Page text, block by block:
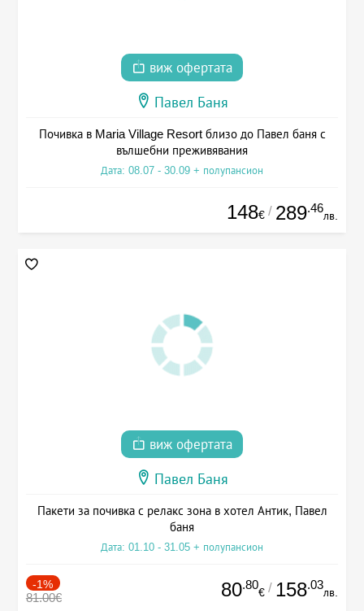
виж офертата
Павел Баня
Почивка в Maria Village Resort близо до Павел баня с
вълшебни преживявания
Дата: 08.07 - 30.09 + полупансион
148€ / 289.46
лв.
виж офертата
Павел Баня
Пакети за почивка с релакс зона в хотел Антик, Павел
баня
Дата: 01.10 - 31.05 + полупансион
-1%
81.00€ 80.80
€ / 158.03
лв.